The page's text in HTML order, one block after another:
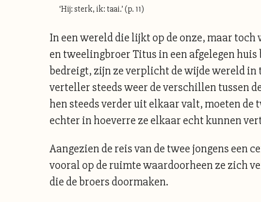
‘Hij: sterk, ik: taai.’ (p. 11)
In een wereld die lijkt op de onze, maar
en tweelingbroer Titus in een afgelegen
bedreigt, zijn ze verplicht de wijde wereld
verteller steeds weer de verschillen tussen
hen steeds verder uit elkaar valt, moeten de
echter in hoeverre ze elkaar echt kunnen
Aangezien de reis van de twee jongens een
vooral op de ruimte waardoorheen ze zich
die de broers doormaken.